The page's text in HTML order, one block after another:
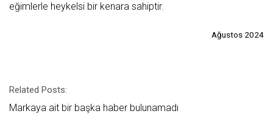
eğimlerle heykelsi bir kenara sahiptir.
Ağustos 2024
Related Posts:
Markaya ait bir başka haber bulunamadı